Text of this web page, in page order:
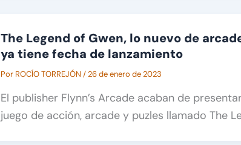
The Legend of Gwen, lo nuevo de
ya tiene fecha de lanzamiento
Por ROCÍO TORREJÓN /26 de enero de 2023
El publisher Flynn’s Arcade acaban de
juego de acción, arcade y puzles llamado The